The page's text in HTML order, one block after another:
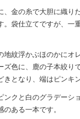
、金の糸で大胆に織り
。袋仕立てですが、一
地紋浮かぶほのかにオ
ズ色に、鹿の子本絞り
きとなり、端はピンキ
ンクと白のグラデーシ
ある一本です。